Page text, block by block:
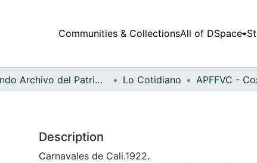
Communities & CollectionsAll of DSpace
Fondo Archivo del Patrimonio Fotográfico y Fílmico del Valle del Cauca Lo Cotidiano
Description
Carnavales de Cali.1922.